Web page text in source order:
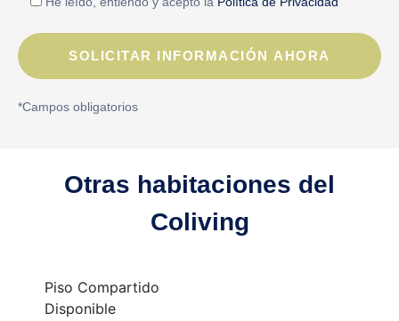
*Campos obligatorios
Otras habitaciones del
Coliving
Piso Compartido
Disponible